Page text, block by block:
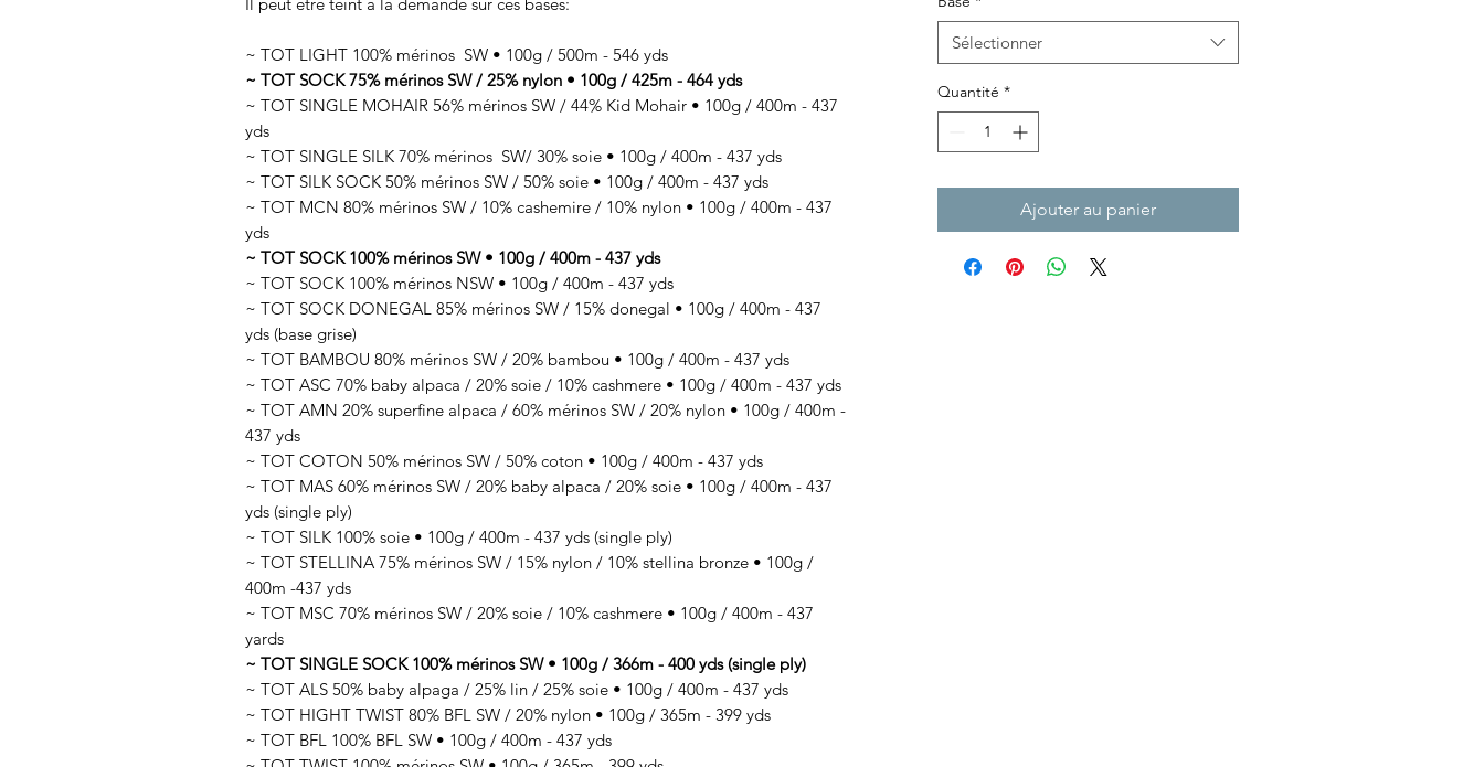
~ TOT LIGHT 100% mérinos SW • 100g / 500m - 546 yds
~ TOT SOCK 75% mérinos SW / 25% nylon • 100g / 425m - 464 yds
~ TOT SINGLE MOHAIR 56% mérinos SW / 44% Kid Mohair • 100g / 400m - 437
yds
~ TOT SINGLE SILK 70% mérinos SW/ 30% soie • 100g / 400m - 437 yds
~ TOT SILK SOCK 50% mérinos SW / 50% soie • 100g / 400m - 437 yds
~ TOT MCN 80% mérinos SW / 10% cashemire / 10% nylon • 100g / 400m - 437
yds
~ TOT SOCK 100% mérinos SW • 100g / 400m - 437 yds
~ TOT SOCK 100% mérinos NSW • 100g / 400m - 437 yds
~ TOT SOCK DONEGAL 85% mérinos SW / 15% donegal • 100g / 400m - 437
yds (base grise)
~ TOT BAMBOU 80% mérinos SW / 20% bambou • 100g / 400m - 437 yds
~ TOT ASC 70% baby alpaca / 20% soie / 10% cashmere • 100g / 400m - 437 yds
~ TOT AMN 20% superfine alpaca / 60% mérinos SW / 20% nylon • 100g / 400m -
437 yds
~ TOT COTON 50% mérinos SW / 50% coton • 100g / 400m - 437 yds
~ TOT MAS 60% mérinos SW / 20% baby alpaca / 20% soie • 100g / 400m - 437
yds (single ply)
~ TOT SILK 100% soie • 100g / 400m - 437 yds (single ply)
~ TOT STELLINA 75% mérinos SW / 15% nylon / 10% stellina bronze • 100g /
400m -437 yds
~ TOT MSC 70% mérinos SW / 20% soie / 10% cashmere • 100g / 400m - 437
yards
~ TOT SINGLE SOCK 100% mérinos SW • 100g / 366m - 400 yds (single ply)
~ TOT ALS 50% baby alpaga / 25% lin / 25% soie • 100g / 400m - 437 yds
~ TOT HIGHT TWIST 80% BFL SW / 20% nylon • 100g / 365m - 399 yds
~ TOT BFL 100% BFL SW • 100g / 400m - 437 yds
Sélectionner
Quantité *
Ajouter au panier